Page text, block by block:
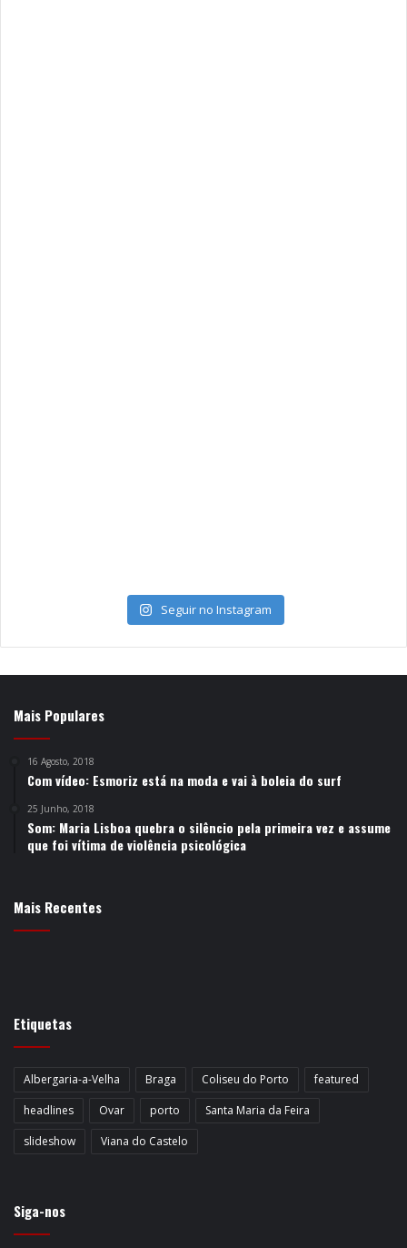
Seguir no Instagram
Mais Populares
16 Agosto, 2018
Com vídeo: Esmoriz está na moda e vai à boleia do surf
25 Junho, 2018
Som: Maria Lisboa quebra o silêncio pela primeira vez e assume
que foi vítima de violência psicológica
Mais Recentes
Etiquetas
Albergaria-a-Velha Braga Coliseu do Porto
featured
headlines
Ovar porto
Santa Maria da Feira
slideshow
Viana do Castelo
Siga-nos